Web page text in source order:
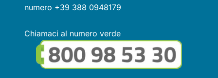
numero +39 388 0948179
Chiamaci al numero verde